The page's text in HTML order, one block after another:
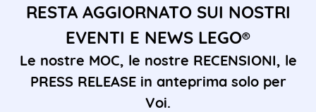
RESTA AGGIORNATO SUI NOSTRI
EVENTI E NEWS LEGO®
Le nostre MOC, le nostre RECENSIONI, le
PRESS RELEASE in anteprima solo per
Voi.